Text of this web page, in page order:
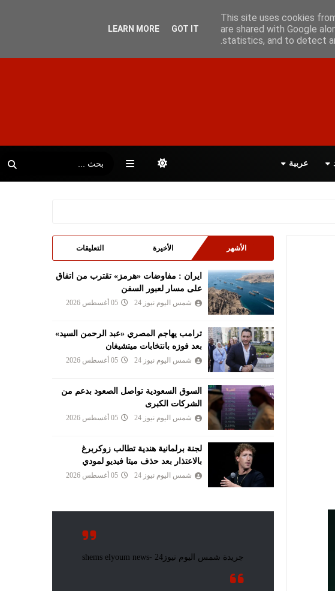
عربية
الأشهر الأخيرة التعليقات
ايران : مفاوضات «هرمز» تقترب من اتفاق
على مسار لعبور السفن
شمس اليوم نيوز 24 05 أغسطس 2026
ترامب يهاجم المصري «عبد الرحمن السيد»
بعد فوزه بانتخابات ميتشيغان
شمس اليوم نيوز 24 05 أغسطس 2026
السوق السعودية تواصل الصعود بدعم من
الشركات الكبرى
شمس اليوم نيوز 24 05 أغسطس 2026
لجنة برلمانية هندية تطالب زوكربرغ
بالاعتذار بعد حذف ميتا فيديو لمودي
شمس اليوم نيوز 24 05 أغسطس 2026
This site uses cookies
are shared with Google
statistics, and to detect
LEARN MORE GOT IT